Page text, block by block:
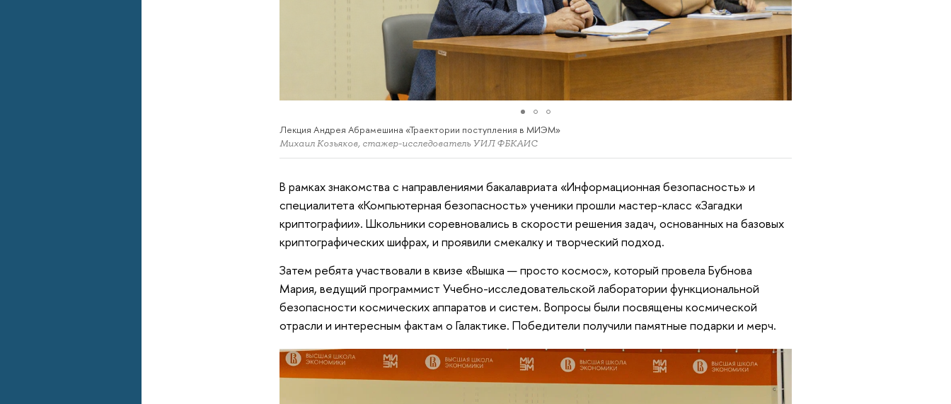
Лекция Андрея Абрамешина «Траектории поступления в МИЭМ»
Михаил Козьяков, стажер-исследователь УИЛ ФБКАИС
В рамках знакомства с направлениями бакалавриата «Информационная безопасность» и
специалитета «Компьютерная безопасность» ученики прошли мастер-класс «Загадки
криптографии». Школьники соревновались в скорости решения задач, основанных на базовых
криптографических шифрах, и проявили смекалку и творческий подход.
Затем ребята участвовали в квизе «Вышка — просто космос», который провела Бубнова
Мария, ведущий программист Учебно-исследовательской лаборатории функциональной
безопасности космических аппаратов и систем. Вопросы были посвящены космической
отрасли и интересным фактам о Галактике. Победители получили памятные подарки и мерч.